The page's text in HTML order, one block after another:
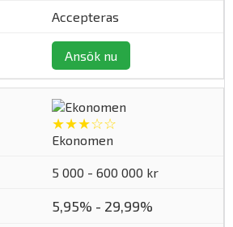
Accepteras
Ansök nu
★★★☆☆
Ekonomen
5 000 - 600 000 kr
5,95% - 29,99%